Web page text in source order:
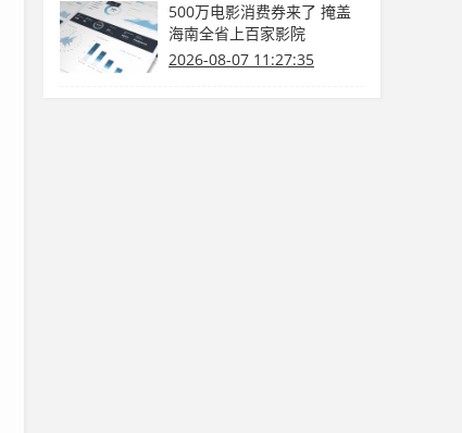
500万电影消费券来了 掩盖
海南全省上百家影院
2026-08-07 11:27:35